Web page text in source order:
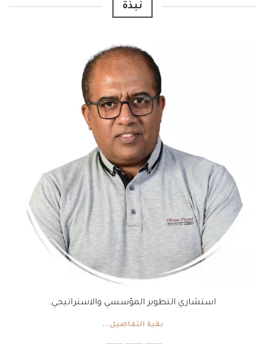
نبذة
استشاري التطوير المؤسسي والاستراتيجي.
بقية التفاصيل...